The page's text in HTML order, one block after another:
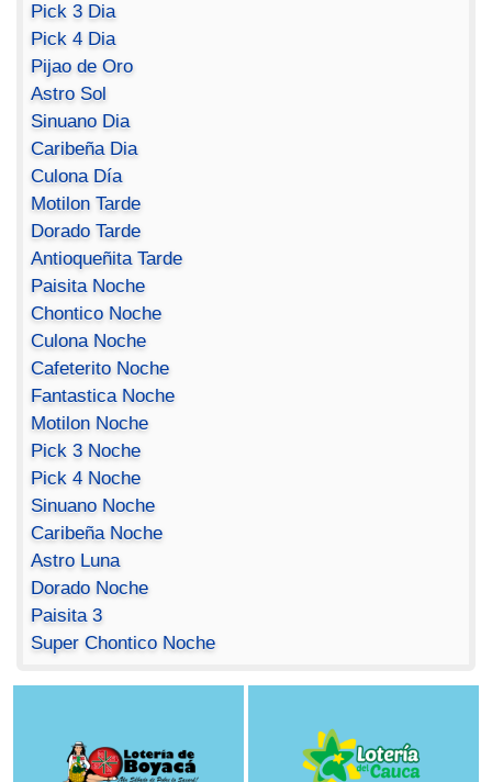
Pick 3 Dia
Pick 4 Dia
Pijao de Oro
Astro Sol
Sinuano Dia
Caribeña Dia
Culona Día
Motilon Tarde
Dorado Tarde
Antioqueñita Tarde
Paisita Noche
Chontico Noche
Culona Noche
Cafeterito Noche
Fantastica Noche
Motilon Noche
Pick 3 Noche
Pick 4 Noche
Sinuano Noche
Caribeña Noche
Astro Luna
Dorado Noche
Paisita 3
Super Chontico Noche